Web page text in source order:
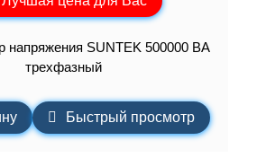
напряжения SUNTEK 500000 ВА
трехфазный
Быстрый просмотр